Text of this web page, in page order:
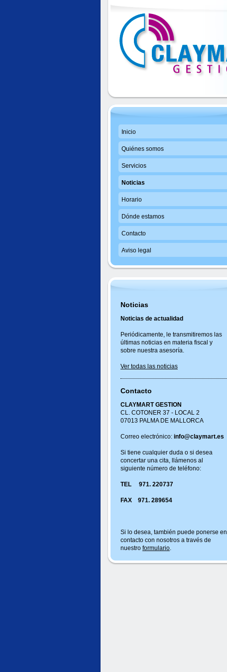
Inicio
Quiénes somos
Servicios
Noticias
Horario
Dónde estamos
Contacto
Aviso legal
Noticias
Noticias de actualidad
Periódicamente, le transmitiremos las
últimas noticias en materia fiscal y
sobre nuestra asesoría.
Ver todas las noticias
Contacto
CLAYMART GESTION
CL. COTONER 37 - LOCAL 2
07013 PALMA DE MALLORCA
Correo electrónico: info@claymart.es
Si tiene cualquier duda o si desea
concertar una cita, llámenos al
siguiente número de teléfono:
TEL 971. 220737
FAX 971. 289654
Si lo desea, también puede ponerse en
contacto con nosotros a través de
nuestro formulario.